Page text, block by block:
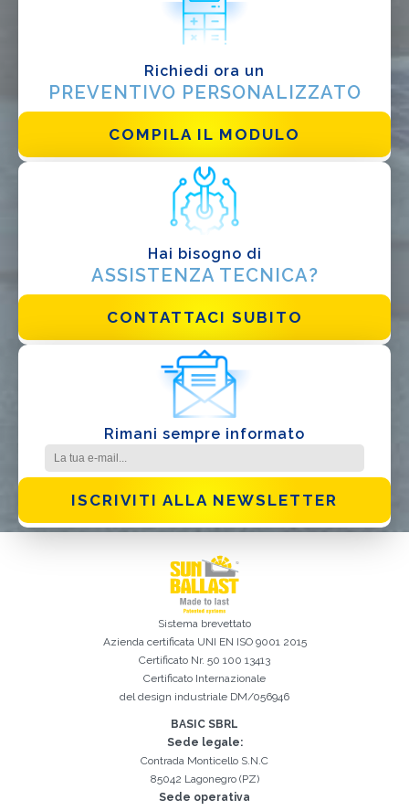
Richiedi ora un
PREVENTIVO PERSONALIZZATO
COMPILA IL MODULO
Hai bisogno di
ASSISTENZA TECNICA?
CONTATTACI SUBITO
Rimani sempre informato
ISCRIVITI ALLA NEWSLETTER
Progettista
Distributore
Ho letto e accetto la Privacy Policy*
Il campo Nome è obbligatorio
Il campo Cognome è obbligatorio
Il campo Azienda è obbligatorio
Il campo Città è obbligatorio
Il campo Telefono è obbligatorio
Il campo E-mail è obbligatorio
E-mail inserita non valida
È indispensabile accettare la Privacy Policy
Iscrizione effettuata con successo. Verificare la propria casella e-
Spiacenti, si è verificato il seguente errore:
Sistema brevettato
Azienda certificata UNI EN ISO 9001 2015
Certificato Nr. 50 100 13413
Certificato Internazionale
del design industriale DM/056946
BASIC SBRL
Sede legale:
Contrada Monticello S.N.C
85042 Lagonegro (PZ)
Sede operativa